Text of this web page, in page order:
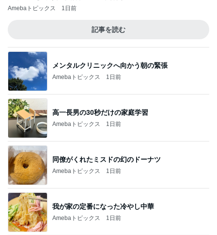
Amebaトピックス 1日前
記事を読む
メンタルクリニックへ向かう朝の緊張
Amebaトピックス 1日前
高一長男の30秒だけの家庭学習
Amebaトピックス 1日前
同僚がくれたミスドの幻のドーナツ
Amebaトピックス 1日前
我が家の定番になった冷やし中華
Amebaトピックス 1日前